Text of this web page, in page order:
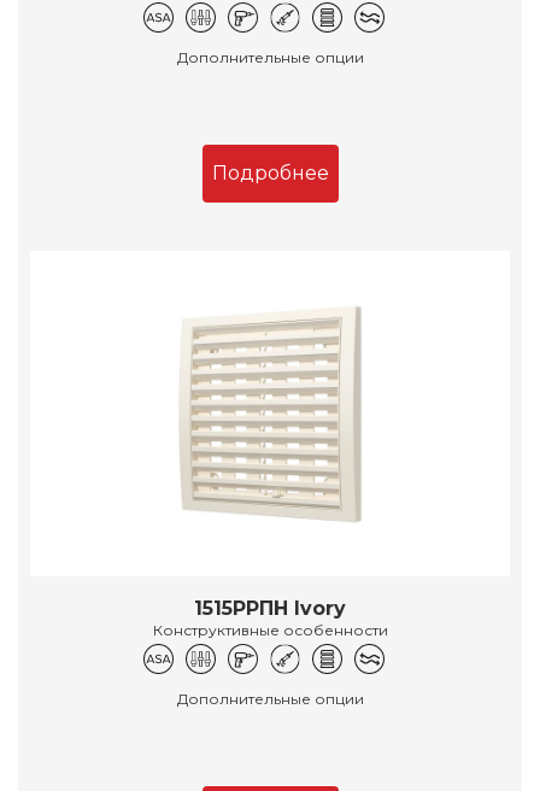
Дополнительные опции
Подробнее
1515РРПН Ivory
Конструктивные особенности
Дополнительные опции